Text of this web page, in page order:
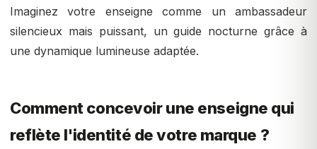
Imaginez votre enseigne comme un ambassadeur
silencieux mais puissant, un guide nocturne grâce à
une dynamique lumineuse adaptée.
Comment concevoir une enseigne qui
reflète l'identité de votre marque ?